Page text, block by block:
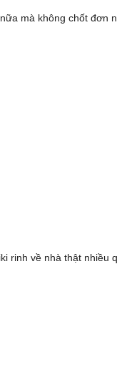
mà không chốt đơn
rinh về nhà thật nhiều